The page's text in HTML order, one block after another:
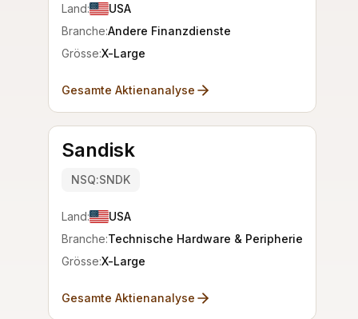
Land:
USA
Branche:Andere Finanzdienste
Grösse:X-Large
Gesamte Aktienanalyse
Sandisk
NSQ:SNDK
Land:
USA
Branche:Technische Hardware & Peripherie
Grösse:X-Large
Gesamte Aktienanalyse